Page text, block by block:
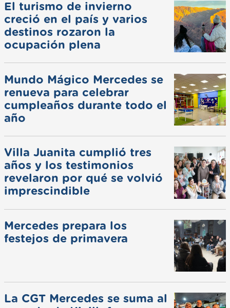
El turismo de invierno
creció en el país y varios
destinos rozaron la
ocupación plena
Mundo Mágico Mercedes se
renueva para celebrar
cumpleaños durante todo el
año
Villa Juanita cumplió tres
años y los testimonios
revelaron por qué se volvió
imprescindible
Mercedes prepara los
festejos de primavera
La CGT Mercedes se suma al